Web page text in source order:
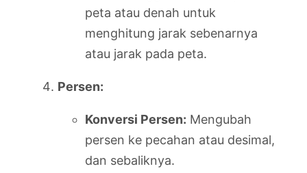
peta atau denah untuk
menghitung jarak sebenarnya
atau jarak pada peta.
Persen:
Konversi Persen: Mengubah
persen ke pecahan atau desimal,
dan sebaliknya.